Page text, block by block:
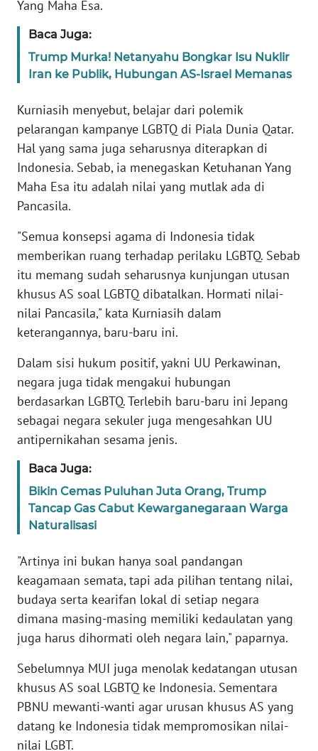
Yang Maha Esa.
Baca Juga:
Trump Murka! Netanyahu Bongkar Isu Nuklir
Iran ke Publik, Hubungan AS-Israel Memanas
Kurniasih menyebut, belajar dari polemik
pelarangan kampanye LGBTQ di Piala Dunia Qatar.
Hal yang sama juga seharusnya diterapkan di
Indonesia. Sebab, ia menegaskan Ketuhanan Yang
Maha Esa itu adalah nilai yang mutlak ada di
Pancasila.
"Semua konsepsi agama di Indonesia tidak
memberikan ruang terhadap perilaku LGBTQ. Sebab
itu memang sudah seharusnya kunjungan utusan
khusus AS soal LGBTQ dibatalkan. Hormati nilai-
nilai Pancasila," kata Kurniasih dalam
keterangannya, baru-baru ini.
Dalam sisi hukum positif, yakni UU Perkawinan,
negara juga tidak mengakui hubungan
berdasarkan LGBTQ. Terlebih baru-baru ini Jepang
sebagai negara sekuler juga mengesahkan UU
antipernikahan sesama jenis.
Baca Juga:
Bikin Cemas Puluhan Juta Orang, Trump
Tancap Gas Cabut Kewarganegaraan Warga
Naturalisasi
"Artinya ini bukan hanya soal pandangan
keagamaan semata, tapi ada pilihan tentang nilai,
budaya serta kearifan lokal di setiap negara
dimana masing-masing memiliki kedaulatan yang
juga harus dihormati oleh negara lain," paparnya.
Sebelumnya MUI juga menolak kedatangan utusan
khusus AS soal LGBTQ ke Indonesia. Sementara
PBNU mewanti-wanti agar urusan khusus AS yang
datang ke Indonesia tidak mempromosikan nilai-
nilai LGBT.
KAMI
PEDOMAN
MEDIA
SIBER
REDAKSI
KARIR
DISCLAIMER
News
SUMUT
WN
WN
JABAR
WN
WN
NTT
KEPRI
WN
PAPUA
PAPUA
BARAT
WN